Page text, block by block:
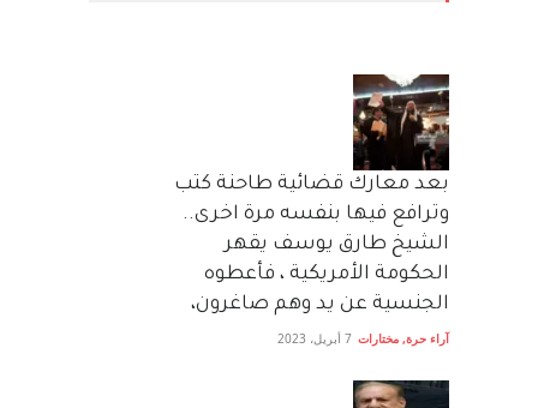
بعد معارك قضائية طاحنة كتب
وترافع فيها بنفسه مرة اخرى..
الشيخ طارق يوسف يقهر
الحكومة الأمريكية ، فأعطوه
الجنسية عن يد وهم صاغرون،
آراء حرة, مختارات 7 أبريل، 2023